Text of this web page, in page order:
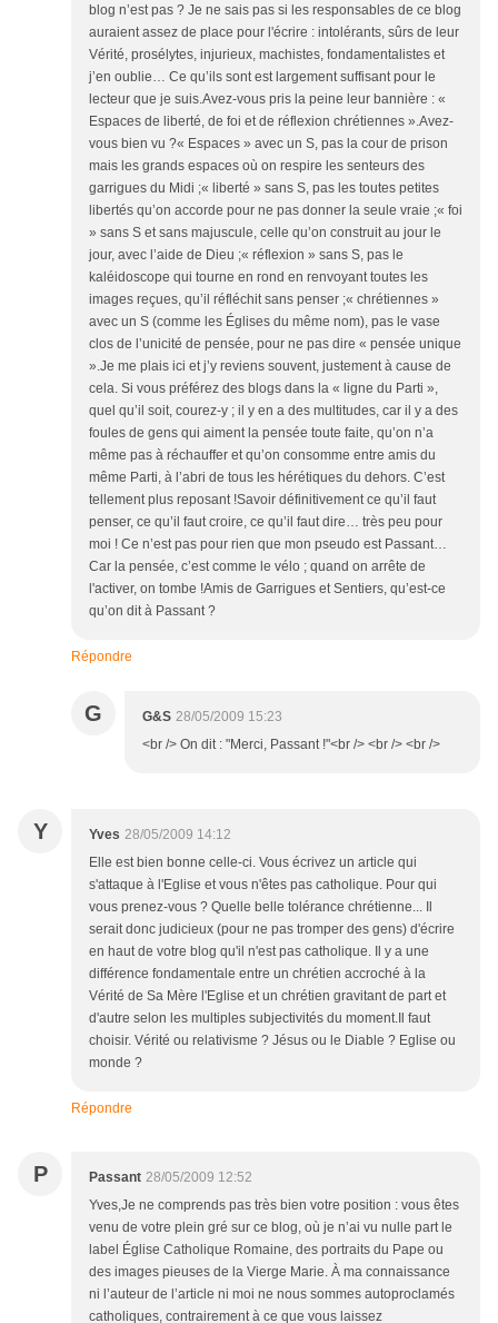
blog n’est pas ? Je ne sais pas si les responsables de ce blog
auraient assez de place pour l'écrire : intolérants, sûrs de leur
Vérité, prosélytes, injurieux, machistes, fondamentalistes et
j’en oublie… Ce qu’ils sont est largement suffisant pour le
lecteur que je suis.Avez-vous pris la peine leur bannière : «
Espaces de liberté, de foi et de réflexion chrétiennes ».Avez-
vous bien vu ?« Espaces » avec un S, pas la cour de prison
mais les grands espaces où on respire les senteurs des
garrigues du Midi ;« liberté » sans S, pas les toutes petites
libertés qu’on accorde pour ne pas donner la seule vraie ;« foi
» sans S et sans majuscule, celle qu’on construit au jour le
jour, avec l’aide de Dieu ;« réflexion » sans S, pas le
kaléidoscope qui tourne en rond en renvoyant toutes les
images reçues, qu’il réfléchit sans penser ;« chrétiennes »
avec un S (comme les Églises du même nom), pas le vase
clos de l’unicité de pensée, pour ne pas dire « pensée unique
».Je me plais ici et j’y reviens souvent, justement à cause de
cela. Si vous préférez des blogs dans la « ligne du Parti »,
quel qu’il soit, courez-y ; il y en a des multitudes, car il y a des
foules de gens qui aiment la pensée toute faite, qu’on n’a
même pas à réchauffer et qu’on consomme entre amis du
même Parti, à l’abri de tous les hérétiques du dehors. C’est
tellement plus reposant !Savoir définitivement ce qu’il faut
penser, ce qu’il faut croire, ce qu’il faut dire… très peu pour
moi ! Ce n’est pas pour rien que mon pseudo est Passant…
Car la pensée, c’est comme le vélo ; quand on arrête de
l'activer, on tombe !Amis de Garrigues et Sentiers, qu’est-ce
qu’on dit à Passant ?
Répondre
G G&S 28/05/2009 15:23
<br /> On dit : "Merci, Passant !"<br /> <br /> <br />
Y Yves 28/05/2009 14:12
Elle est bien bonne celle-ci. Vous écrivez un article qui
s'attaque à l'Eglise et vous n'êtes pas catholique. Pour qui
vous prenez-vous ? Quelle belle tolérance chrétienne... Il
serait donc judicieux (pour ne pas tromper des gens) d'écrire
en haut de votre blog qu'il n'est pas catholique. Il y a une
différence fondamentale entre un chrétien accroché à la
Vérité de Sa Mère l'Eglise et un chrétien gravitant de part et
d'autre selon les multiples subjectivités du moment.Il faut
choisir. Vérité ou relativisme ? Jésus ou le Diable ? Eglise ou
monde ?
Répondre
P Passant 28/05/2009 12:52
Yves,Je ne comprends pas très bien votre position : vous êtes
venu de votre plein gré sur ce blog, où je n’ai vu nulle part le
label Église Catholique Romaine, des portraits du Pape ou
des images pieuses de la Vierge Marie. À ma connaissance
ni l’auteur de l’article ni moi ne nous sommes autoproclamés
catholiques, contrairement à ce que vous laissez